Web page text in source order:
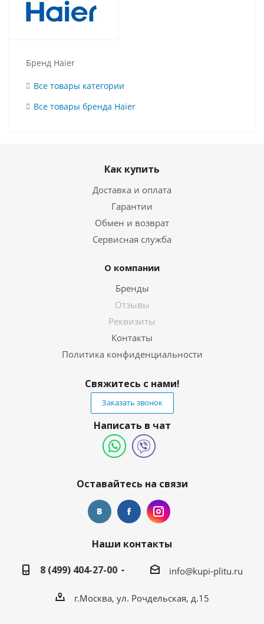
Бренд Haier
Все товары категории
Все товары бренда Haier
Как купить
Доставка и оплата
Гарантии
Обмен и возврат
Сервисная служба
О компании
Бренды
Отзывы
Реквизиты
Контакты
Политика конфиденциальности
Свяжитесь с нами!
Заказать звонок
Написать в чат
Оставайтесь на связи
Наши контакты
8 (499) 404-27-00
info@kupi-plitu.ru
г.Москва, ул. Рочдельская, д.15